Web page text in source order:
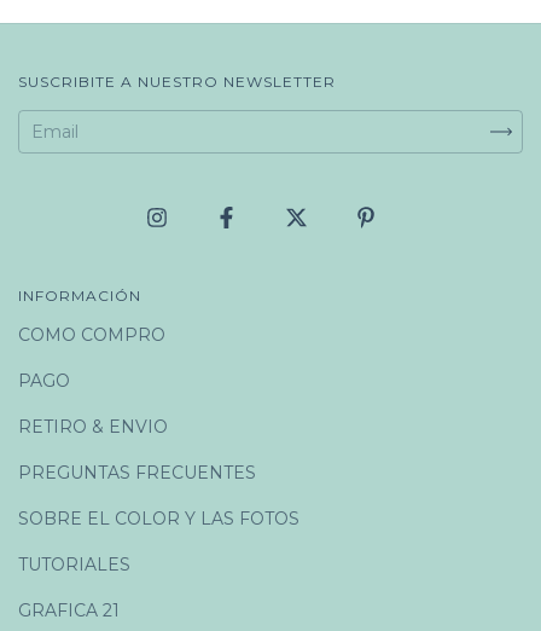
SUSCRIBITE A NUESTRO NEWSLETTER
INFORMACIÓN
COMO COMPRO
PAGO
RETIRO & ENVIO
PREGUNTAS FRECUENTES
SOBRE EL COLOR Y LAS FOTOS
TUTORIALES
GRAFICA 21